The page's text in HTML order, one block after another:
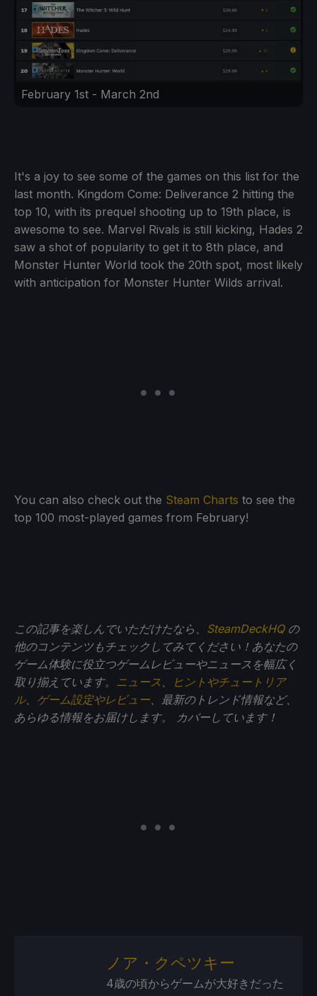
February 1st - March 2nd
It's a joy to see some of the games on this list for the
last month. Kingdom Come: Deliverance 2 hitting the
top 10, with its prequel shooting up to 19th place, is
awesome to see. Marvel Rivals is still kicking, Hades 2
saw a shot of popularity to get it to 8th place, and
Monster Hunter World took the 20th spot, most likely
with anticipation for Monster Hunter Wilds arrival.
You can also check out the Steam Charts to see the
top 100 most-played games from February!
この記事を楽しんでいただけたなら、 SteamDeckHQの
他のコンテンツもチェックしてみてください！あなたの
ゲーム体験に役立つゲームレビューやニュースを幅広く
取り揃えています。 ニュース 、
ヒントやチュートリア
ル、 ゲーム設定やレビュー、最新のトレンド情報など、
あらゆる情報をお届けします。
カバーしています！
ノア・クペツキー
4歳の頃からゲームが大好きだった